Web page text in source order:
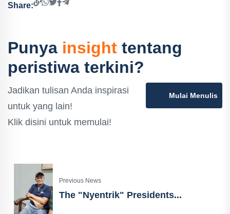
Share:
Punya insight tentang
peristiwa terkini?
Jadikan tulisan Anda inspirasi
untuk yang lain!
Klik disini untuk memulai!
Mulai Menulis
Previous News
The "Nyentrik" Presidents...